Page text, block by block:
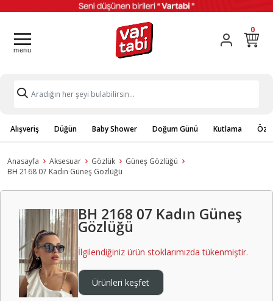
0
Alışveriş Düğün Baby Shower Doğum Günü Kutlama
Anasayfa Aksesuar Gözlük
Güneş Gözlüğü
BH 2168 07 Kadın Güneş Gözlüğü
BH 2168 07 Kadın Güneş
Gözlüğü
İlgilendiğiniz ürün stoklarımızda tükenmiştir.
Ürünleri keşfet